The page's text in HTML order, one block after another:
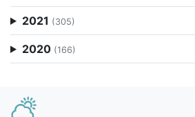
2021 (305)
2020 (166)